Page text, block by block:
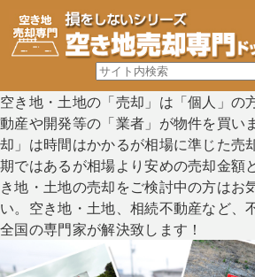
空き地・土地の「売却」は「個人」の
動産や開発等の「業者」が物件を買い
却」は時間はかかるが相場に準じた売
期ではあるが相場より安めの売却金額
き地・土地の売却をご検討中の方はお
い。空き地・土地、相続不動産など、
全国の専門家が解決致します！